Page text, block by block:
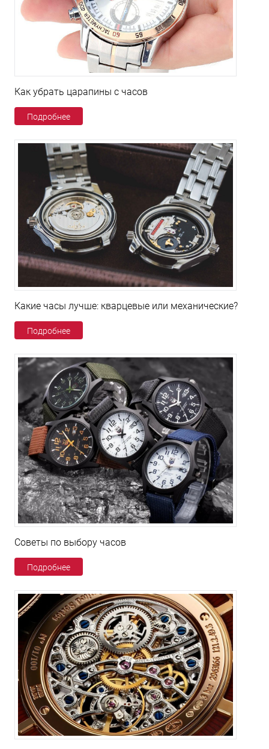
Как убрать царапины с часов
Подробнее
Какие часы лучше: кварцевые или механические?
Подробнее
Советы по выбору часов
Подробнее